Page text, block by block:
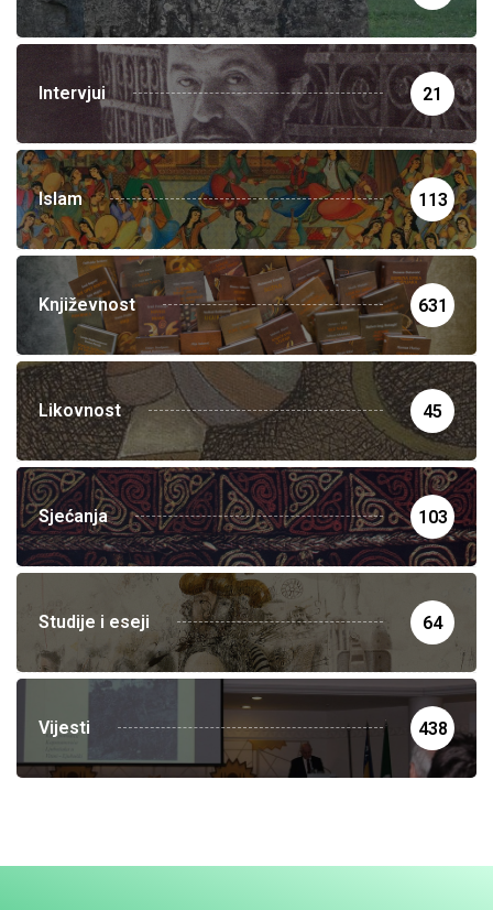
Intervjui 21
Islam 113
Književnost 631
Likovnost 45
Sjećanja 103
Studije i eseji 64
Vijesti 438